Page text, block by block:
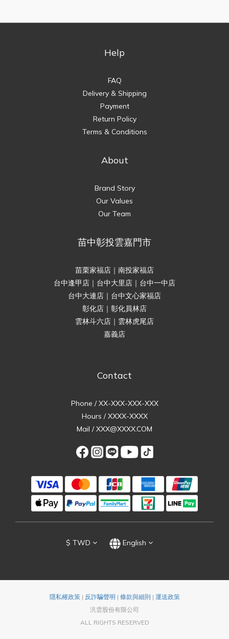
Help
FAQ
Delivery & Shipping
Payment
Return Policy
Terms & Conditions
About
Brand Story
Our Values
Our Team
苗中彰投雲嘉門市
苗栗家福店｜南投家福店
台中逢甲店｜台中大里店｜台中一中店
台中大連店｜台中文心家福店
彰化店｜彰化員林店
雲林斗六店｜雲林虎尾店
嘉義店
Contact
Phone / XX-XXX-XXX-XXX
Hours / XXXX-XXXX
Mail / XXX@XXXX.COM
$ TWD English
隱私權政策| 反詐騙聲明 | 條款與細則 | 運送政策
汎雲股份有限公司
ALL RIGHTS RESERVED